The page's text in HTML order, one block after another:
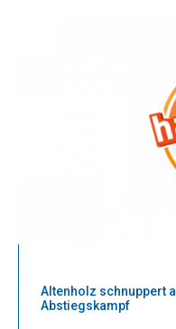
Altenholz schnuppert
Abstiegskampf